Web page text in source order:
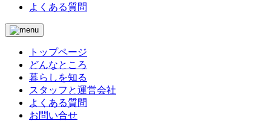
よくある質問
トップページ
どんなところ
暮らしを知る
スタッフと運営会社
よくある質問
お問い合せ